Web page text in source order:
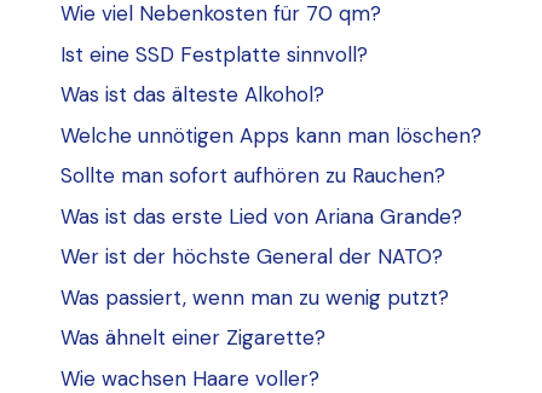
Wie viel Nebenkosten für 70 qm?
Ist eine SSD Festplatte sinnvoll?
Was ist das älteste Alkohol?
Welche unnötigen Apps kann man löschen?
Sollte man sofort aufhören zu Rauchen?
Was ist das erste Lied von Ariana Grande?
Wer ist der höchste General der NATO?
Was passiert, wenn man zu wenig putzt?
Was ähnelt einer Zigarette?
Wie wachsen Haare voller?